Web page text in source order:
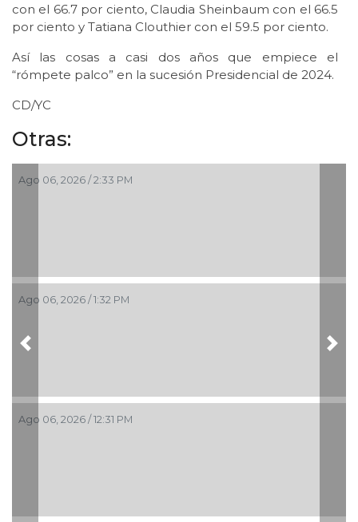
con el 66.7 por ciento, Claudia Sheinbaum con el 66.5
por ciento y Tatiana Clouthier con el 59.5 por ciento.
Así las cosas a casi dos años que empiece el
“rómpete palco” en la sucesión Presidencial de 2024.
CD/YC
Otras:
Ago 06, 2026 / 2:33 PM
Ago 06, 2026 / 1:32 PM
Ago 06, 2026 / 12:31 PM
Previous